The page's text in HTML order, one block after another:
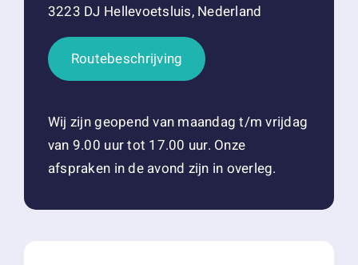
3223 DJ Hellevoetsluis, Nederland
Routebeschrijving
Wij zijn geopend van maandag t/m vrijdag
van 9.00 uur tot 17.00 uur. Onze
afspraken in de avond zijn in overleg.